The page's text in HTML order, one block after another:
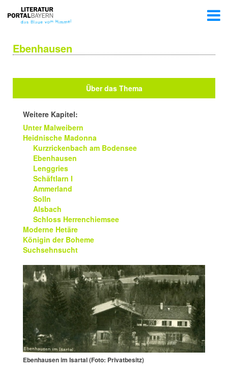
Ebenhausen
Über das Thema
Weitere Kapitel:
Unter Malweibern
Heidnische Madonna
Kurzrickenbach am Bodensee
Ebenhausen
Lenggries
Schäftlarn I
Ammerland
Solln
Alsbach
Schloss Herrenchiemsee
Moderne Hetäre
Königin der Boheme
Suchsehnsucht
Ebenhausen im Isartal (Foto: Privatbesitz)